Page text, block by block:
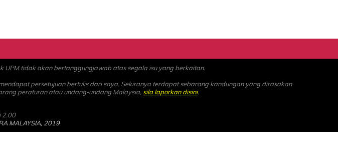
UPM tidak akan bertanggungjawab atas segala isu yang berkaitan.
persetujuan bertulis dari saya. Sekiranya terdapat sebarang kandungan yang dirasakan
peraturan atau undang-undang Malaysia, sila laporkan disini.
2.00
MALAYSIA, 2019